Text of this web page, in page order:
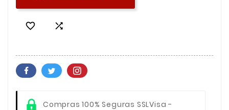
 
Compras 100% Seguras SSLVisa -